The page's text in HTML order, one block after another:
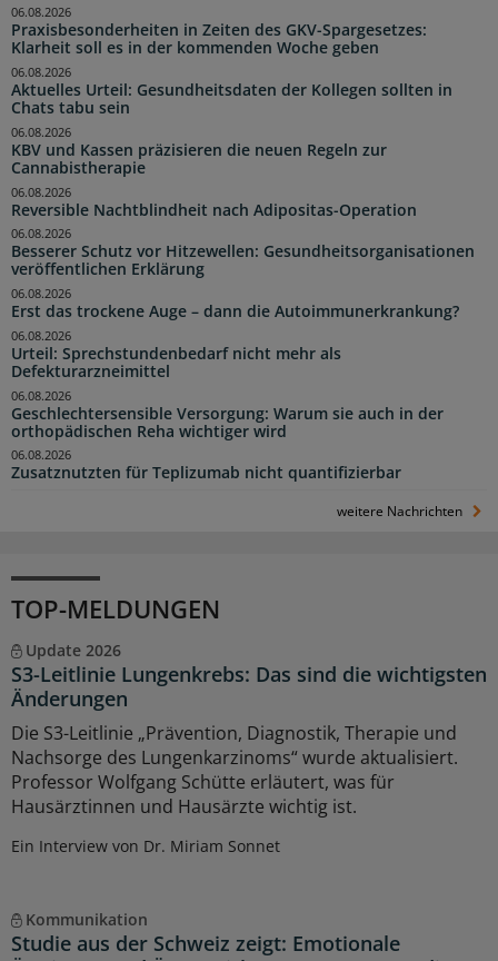
Praxisbesonderheiten in Zeiten des GKV-Spargesetzes:
Klarheit soll es in der kommenden Woche geben
06.08.2026
Aktuelles Urteil: Gesundheitsdaten der Kollegen sollten in
Chats tabu sein
06.08.2026
KBV und Kassen präzisieren die neuen Regeln zur
Cannabistherapie
06.08.2026
Reversible Nachtblindheit nach Adipositas-Operation
06.08.2026
Besserer Schutz vor Hitzewellen: Gesundheitsorganisationen
veröffentlichen Erklärung
06.08.2026
Erst das trockene Auge – dann die Autoimmunerkrankung?
06.08.2026
Urteil: Sprechstundenbedarf nicht mehr als
Defekturarzneimittel
06.08.2026
Geschlechtersensible Versorgung: Warum sie auch in der
orthopädischen Reha wichtiger wird
06.08.2026
Zusatznutzten für Teplizumab nicht quantifizierbar
06.08.2026
weitere Nachrichten
TOP-MELDUNGEN
Update 2026
S3-Leitlinie Lungenkrebs: Das sind die wichtigsten
Änderungen
Die S3-Leitlinie „Prävention, Diagnostik, Therapie und
Nachsorge des Lungenkarzinoms“ wurde aktualisiert.
Professor Wolfgang Schütte erläutert, was für
Hausärztinnen und Hausärzte wichtig ist.
Ein Interview von Dr. Miriam Sonnet
Kommunikation
Studie aus der Schweiz zeigt: Emotionale